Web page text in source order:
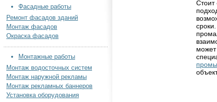
Фасадные работы
Ремонт фасадов зданий
Монтаж фасадов
Окраска фасадов
Монтажные работы
Монтаж водосточных систем
Монтаж наружной рекламы
Монтаж рекламных баннеров
Установка оборудования
Стоит